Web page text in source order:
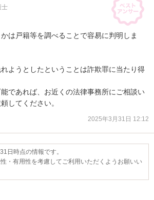
士
は戸籍等を調べることで容易に判明しま
ようとしたということは詐欺罪に当たり得
であれば、お近くの法律事務所にご相談い
してください。
2025年3月31日 12:12
日時点の情報です。
・有用性を考慮してご利用いただくようお願いい